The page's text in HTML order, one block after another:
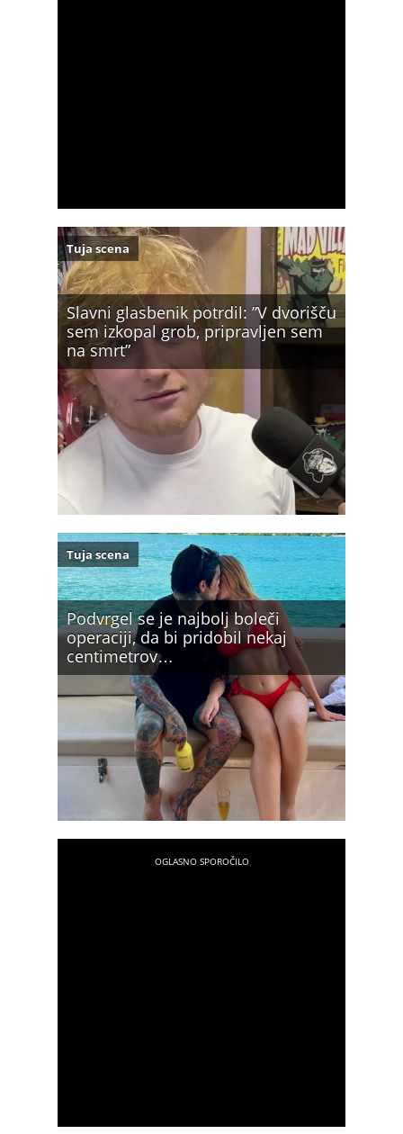
Slavni glasbenik potrdil: ”V dvorišču
sem izkopal grob, pripravljen sem
na smrt”
Tuja scena
Podvrgel se je najbolj boleči
operaciji, da bi pridobil nekaj
centimetrov…
Tuja scena